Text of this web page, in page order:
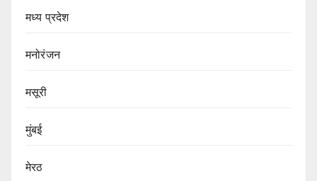
मध्य प्रदेश
मनोरंजन
मसूरी
मुंबई
मेरठ